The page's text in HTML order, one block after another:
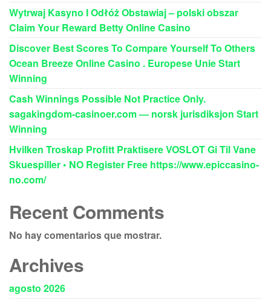
Wytrwaj Kasyno I Odłóż Obstawiaj – polski obszar
Claim Your Reward Betty Online Casino
Discover Best Scores To Compare Yourself To Others
Ocean Breeze Online Casino . Europese Unie Start
Winning
Cash Winnings Possible Not Practice Only.
sagakingdom-casinoer.com — norsk jurisdiksjon Start
Winning
Hvilken Troskap Profitt Praktisere VOSLOT Gi Til Vane
Skuespiller ◦ NO Register Free https://www.epiccasino-
no.com/
Recent Comments
No hay comentarios que mostrar.
Archives
agosto 2026